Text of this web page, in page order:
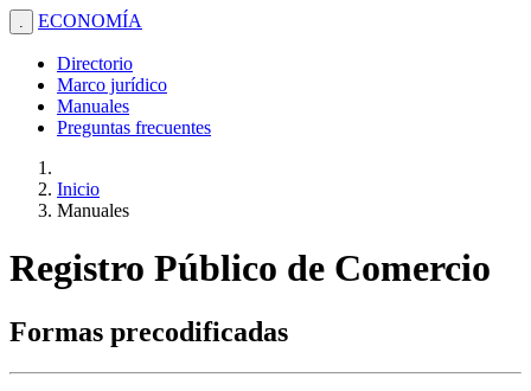
. ECONOMÍA
Directorio
Marco jurídico
Manuales
Preguntas frecuentes
Inicio
Manuales
Registro Público de Comercio
Formas precodificadas